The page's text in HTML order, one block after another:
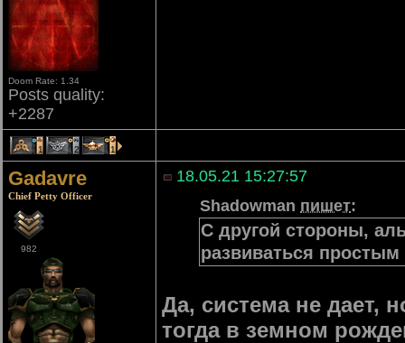
Doom Rate: 1.34
Posts quality:
+2287
1 2 1
Gadavre
Chief Petty Officer
982
18.05.21 15:27:57
Shadowman пишет:
С другой стороны,
развиваться
Да, система не дает,
тогда в земном